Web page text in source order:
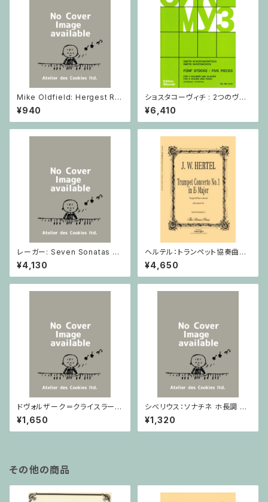
Mike Oldfield: Hergest Rid
ge / ピアノ
¥940
ショスタコーヴィチ : 2つのヴァ
イオリンとピアノのための 5つの
小品 / ヴァイオリン2とピアノ
¥6,410
レーガー: Seven Sonatas o
p. 91 Heft 2 / ヴァイオリン
¥4,130
ヘルテル：トランペット協奏曲第1
番 変ホ長調/トランペット・ピア
ノ
¥4,650
ドヴォルザーク＝クライスラー：
スラヴ幻想曲 ロ短調 from Op.
55-4, Op.75 / ヴァイオリンと
ピアノ
¥1,650
シベリウス：ソナチネ ホ長調 O
p.80 / ヴァイオリンとピアノ
¥1,320
その他の商品